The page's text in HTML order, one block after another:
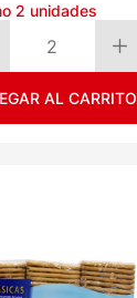
2 unidades
2
AL CARRITO